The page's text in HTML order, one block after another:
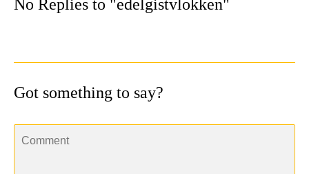
No Replies to "edelgistvlokken"
Got something to say?